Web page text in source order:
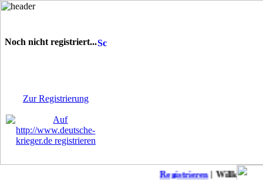
Registrieren| Willkommen
Noch nicht registriert...
Zur Registrierung